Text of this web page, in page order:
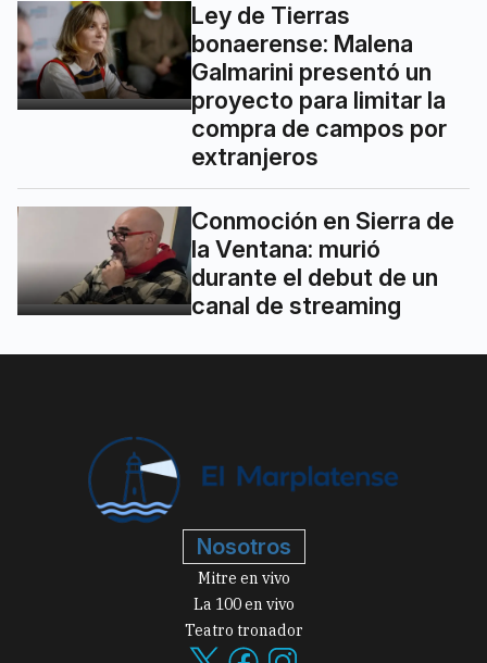
Ley de Tierras
bonaerense: Malena
Galmarini presentó un
proyecto para limitar la
compra de campos por
extranjeros
Conmoción en Sierra de
la Ventana: murió
durante el debut de un
canal de streaming
Nosotros
Mitre en vivo
La 100 en vivo
Teatro tronador